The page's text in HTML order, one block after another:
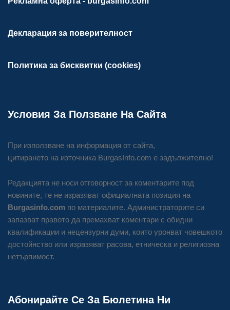
Декларация за поверителност
Политика за бисквитки (cookies)
Условия За Ползване На Сайта
При използване на информация от сайта,
цитирането на източника BurgasInfo.com е задължително!
Редакцията не носи отговорност за коментарите под
новините, те не изразяват официалната позиция на
Burgasinfo.com по материалите. Администраторите си
запазват правото да премахват коментари с обидни
квалификации и нецензурни думи, които уронват човешкото
достойнство или изразяват расова, етническа и религиозна
нетърпимост.
Абонирайте Се За Бюлетина Ни